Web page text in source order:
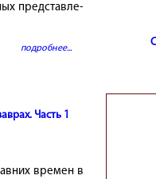
пред­став­ле­
подробнее...
Часть 1
времен в